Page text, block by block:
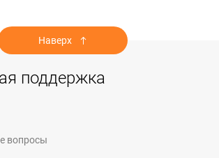
Наверх
поддержка
вопросы